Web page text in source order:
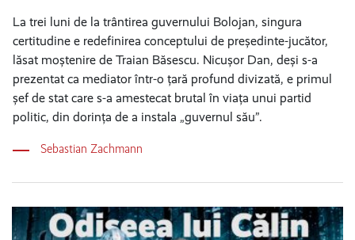
La trei luni de la trântirea guvernului Bolojan, singura
certitudine e redefinirea conceptului de președinte-jucător,
lăsat moștenire de Traian Băsescu. Nicușor Dan, deși s-a
prezentat ca mediator într-o țară profund divizată, e primul
șef de stat care s-a amestecat brutal în viața unui partid
politic, din dorința de a instala „guvernul său”.
Sebastian Zachmann